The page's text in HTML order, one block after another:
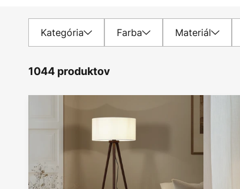
Kategória Farba Materiál
1044 produktov